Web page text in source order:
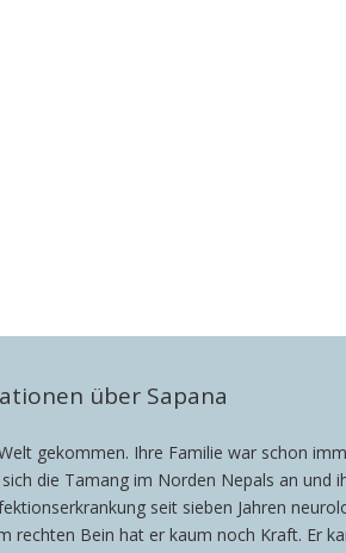
über Sapana
gekommen. Ihre Familie war schon
die Tamang im Norden Nepals an
seit sieben Jahren
Bein hat er kaum noch Kraft. Er